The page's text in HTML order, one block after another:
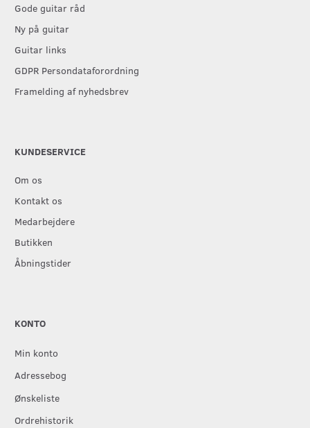
Gode guitar råd
Ny på guitar
Guitar links
GDPR Persondataforordning
Framelding af nyhedsbrev
KUNDESERVICE
Om os
Kontakt os
Medarbejdere
Butikken
Åbningstider
KONTO
Min konto
Adressebog
Ønskeliste
Ordrehistorik